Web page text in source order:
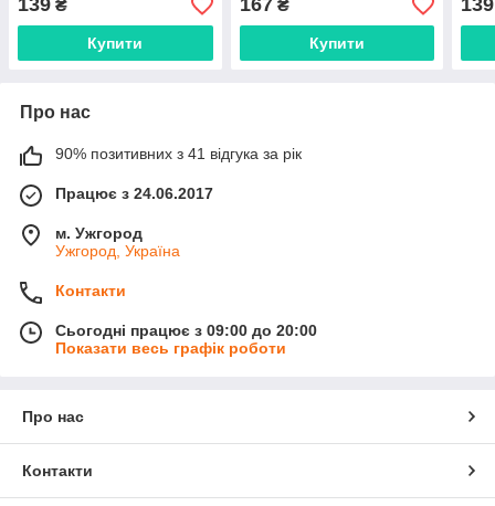
139 ₴
Купити
167₴
Купити
139
Про нас
90% позитивних з 41 відгука за рік
Працює з 24.06.2017
м. Ужгород
Ужгород, Україна
Контакти
Сьогодні працює з 09:00 до 20:00
Показати весь графік роботи
Про нас
Контакти